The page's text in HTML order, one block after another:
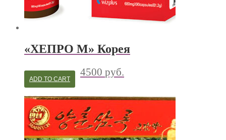
«ХЕПРО М» Корея
4500 руб.
ADD TO CART